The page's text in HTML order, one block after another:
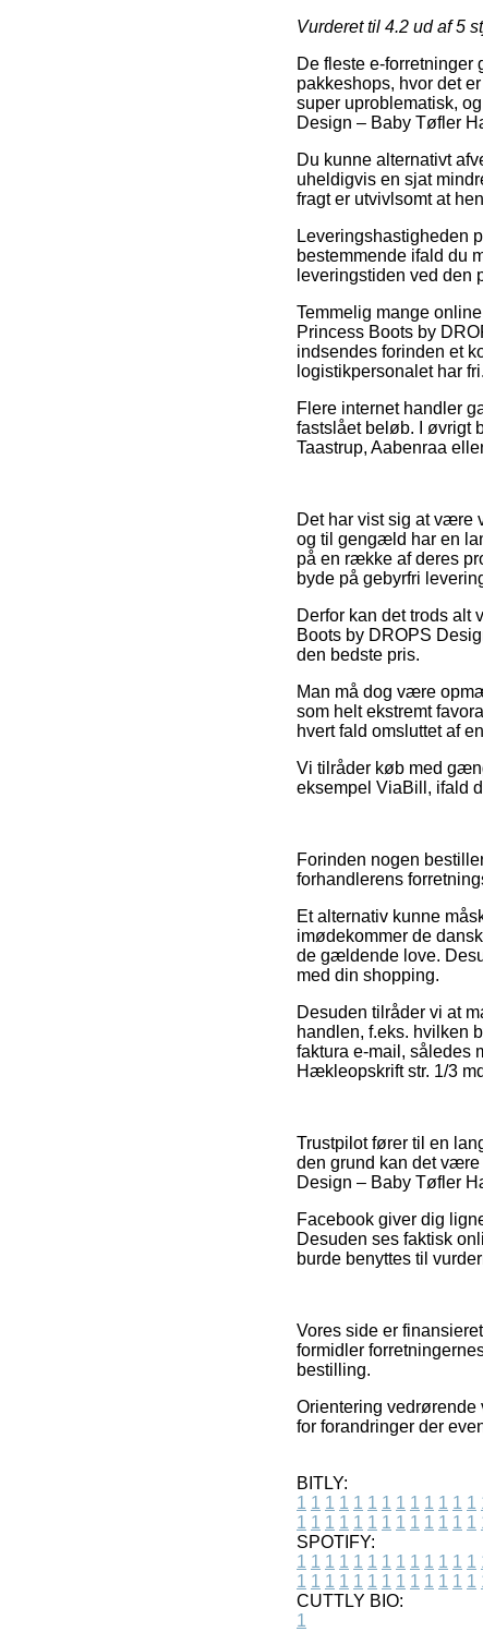
Vurderet til 4.2 ud af 5
De fleste e-forretninger
pakkeshops, hvor det
super uproblematisk,
Design – Baby Tøfler
Du kunne alternativt
uheldigvis en sjat
fragt er utvivlsomt at
Leveringshastigheden
bestemmende ifald du
leveringstiden ved den
Temmelig mange
Princess Boots by
indsendes forinden et
logistikpersonalet har fri.
Flere internet handler
fastslået beløb. I øvrigt
Taastrup, Aabenraa
Det har vist sig at være
og til gengæld har en
på en række af deres
byde på gebyrfri
Derfor kan det trods alt
Boots by DROPS
den bedste pris.
Man må dog være
som helt ekstremt
hvert fald omsluttet af
Vi tilråder køb med
eksempel ViaBill, ifald
Forinden nogen
forhandlerens
Et alternativ kunne
imødekommer de
de gældende love.
med din shopping.
Desuden tilråder vi at
handlen, f.eks. hvilken
faktura e-mail, således
Hækleopskrift str. 1/3
Trustpilot fører til en
den grund kan det
Design – Baby Tøfler
Facebook giver dig
Desuden ses faktisk
burde benyttes til
Vores side er
formidler
bestilling.
Orientering vedrørende
for forandringer der
BITLY:
1 1 1 1 1 1 1 1 1 1 1 1 1
1 1 1 1 1 1 1 1 1 1 1 1 1
SPOTIFY:
1 1 1 1 1 1 1 1 1 1 1 1 1
1 1 1 1 1 1 1 1 1 1 1 1 1
CUTTLY BIO:
1